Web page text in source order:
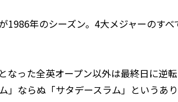
1986年のシーズン。4大メジャーのす
なった全英オープン以外は最終日に逆
」ならぬ「サタデースラム」というあ